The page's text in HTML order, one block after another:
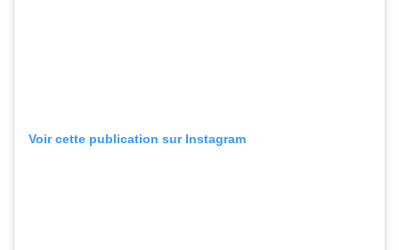
Voir cette publication sur Instagram